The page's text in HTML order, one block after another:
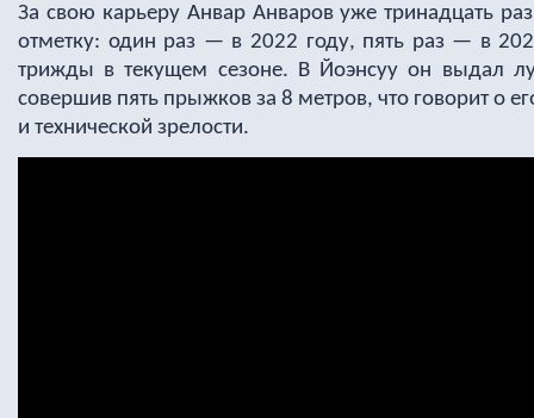
За свою карьеру Анвар Анваров уже тринадцать
отметку: один раз — в 2022 году, пять раз — в
трижды в текущем сезоне. В Йоэнсуу он выдал
совершив пять прыжков за 8 метров, что говорит о
и технической зрелости.